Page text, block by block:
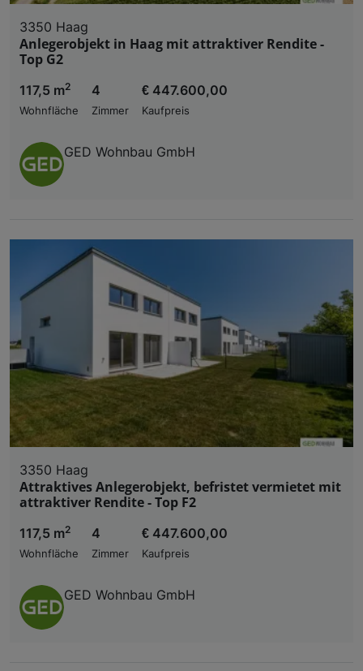
3350 Haag
Anlegerobjekt in Haag mit attraktiver Rendite -
Top G2
117,5 m2
Wohnfläche
4
Zimmer
€ 447.600,00
Kaufpreis
GED Wohnbau GmbH
3350 Haag
Attraktives Anlegerobjekt, befristet vermietet mit
attraktiver Rendite - Top F2
117,5 m2
Wohnfläche
4
Zimmer
€ 447.600,00
Kaufpreis
GED Wohnbau GmbH